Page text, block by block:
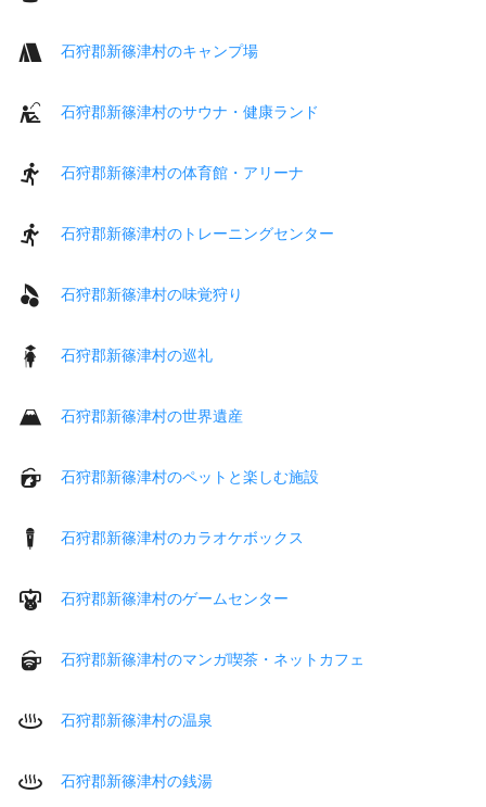
石狩郡新篠津村のキャンプ場
石狩郡新篠津村のサウナ・健康ランド
石狩郡新篠津村の体育館・アリーナ
石狩郡新篠津村のトレーニングセンター
石狩郡新篠津村の味覚狩り
石狩郡新篠津村の巡礼
石狩郡新篠津村の世界遺産
石狩郡新篠津村のペットと楽しむ施設
石狩郡新篠津村のカラオケボックス
石狩郡新篠津村のゲームセンター
石狩郡新篠津村のマンガ喫茶・ネットカフェ
石狩郡新篠津村の温泉
石狩郡新篠津村の銭湯